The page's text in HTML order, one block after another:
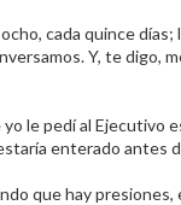
cada quince días;
Y, te digo,
le pedí al Ejecutivo
enterado antes
que hay presiones,